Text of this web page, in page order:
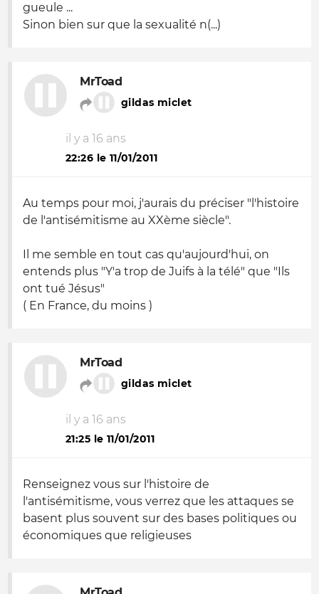
gueule ...
Sinon bien sur que la sexualité n(...)
MrToad
gildas miclet
il y a 16 ans
22:26 le 11/01/2011
Au temps pour moi, j'aurais du préciser "l'histoire
de l'antisémitisme au XXème siècle".
Il me semble en tout cas qu'aujourd'hui, on
entends plus "Y'a trop de Juifs à la télé" que "Ils
ont tué Jésus"
( En France, du moins )
MrToad
gildas miclet
il y a 16 ans
21:25 le 11/01/2011
Renseignez vous sur l'histoire de
l'antisémitisme, vous verrez que les attaques se
basent plus souvent sur des bases politiques ou
économiques que religieuses